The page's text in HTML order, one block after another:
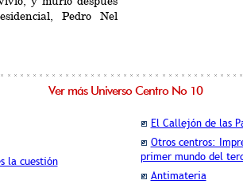
Pedro Nel
Ver más Universo Centro No 10
la cuestión
El Callejón de las
Otros centros:
primer mundo del
Antimateria